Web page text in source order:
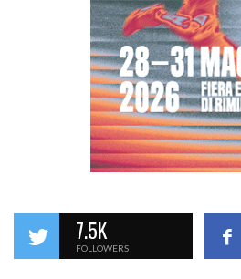
7.5K
FOLLOWERS